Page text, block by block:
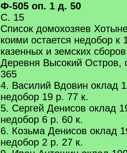
Ф-505 оп. 1 д. 50
С. 15
Список домохозяев
коими остается недобор к
казенных и земских сборов
Деревня Высокий
365
4. Василий Вдовин оклад
недобор 19 р. 77 к.
5. Сергей Денисов оклад
недобор 6 р. 60 к.
6. Козьма Денисов оклад
недобор 2 р. 27 к.